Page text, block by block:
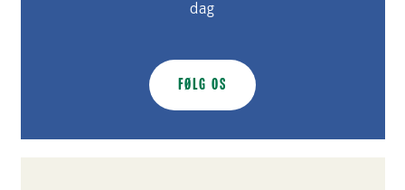
dag
FØLG OS